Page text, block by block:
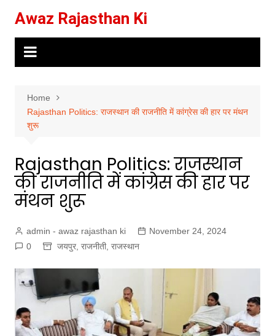
content
Awaz Rajasthan Ki
Home
Rajasthan Politics: राजस्थान की राजनीति में कांग्रेस की हार पर मंथन
शुरू
Rajasthan Politics: राजस्थान
की राजनीति में कांग्रेस की हार पर
मंथन शुरू
admin - awaz rajasthan ki
November 24, 2024
0
जयपुर, राजनीती, राजस्थान